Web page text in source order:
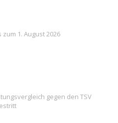
zum 1. August 2026
gegen den TSV